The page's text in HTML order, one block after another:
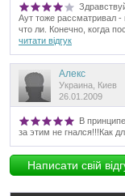
Аут тоже рассматривал -
что ли. Конечно, когда
читати відгук
Алекс
Украина, Киев
26.01.2009
В
за этим не гнался!!!Как
Написати свій